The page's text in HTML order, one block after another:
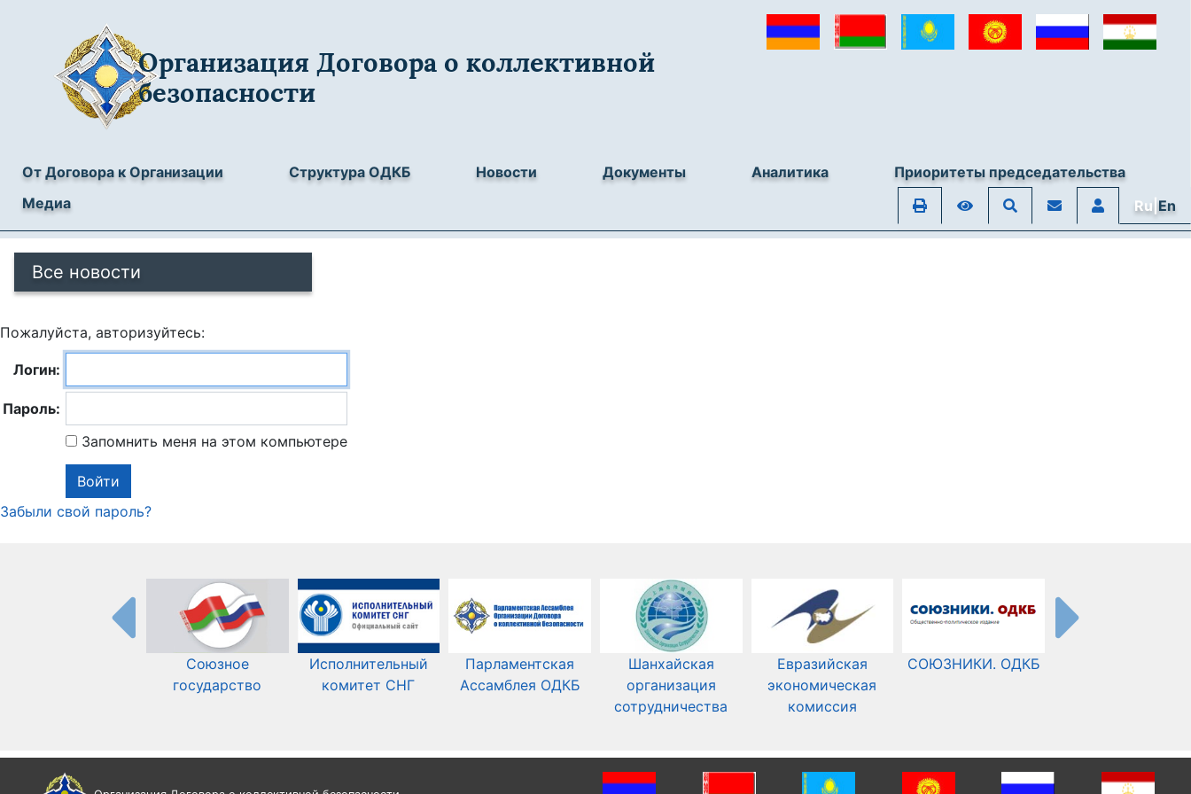
Организация Договора о коллективной
безопасности
От Договора к Организации Структура ОДКБ Новости Документы Аналитика
Приоритеты председательства
Медиа
Ru|En
Все новости
Пожалуйста, авторизуйтесь:
Логин:
Пароль:
Запомнить меня на этом компьютере
Забыли свой пароль?
Союзное
государство
Исполнительный
комитет СНГ
Парламентская
Ассамблея ОДКБ
Шанхайская
организация
сотрудничества
Евразийская
экономическая
комиссия
СОЮЗНИКИ. ОДКБ